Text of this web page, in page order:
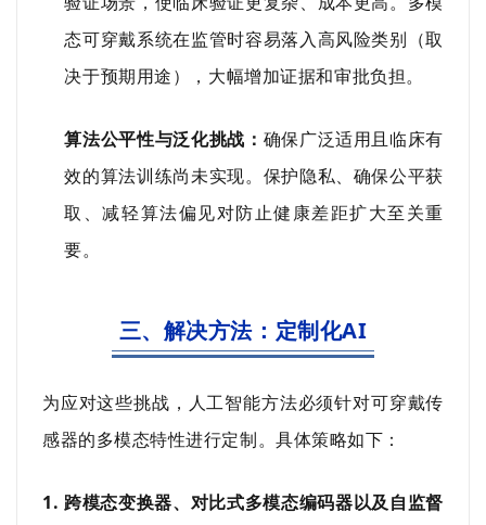
态可穿戴系统在监管时容易落入高风险类别（取
决于预期用途），大幅增加证据和审批负担。
算法公平性与泛化挑战： 确保广泛适用且临床有
效的算法训练尚未实现。保护隐私、确保公平获
取、减轻算法偏见对防止健康差距扩大至关重
要。
三、解决方法：定制化AI
为应对这些挑战，人工智能方法必须针对可穿戴传
感器的多模态特性进行定制。具体策略如下：
1. 跨模态变换器、对比式多模态编码器以及自监督